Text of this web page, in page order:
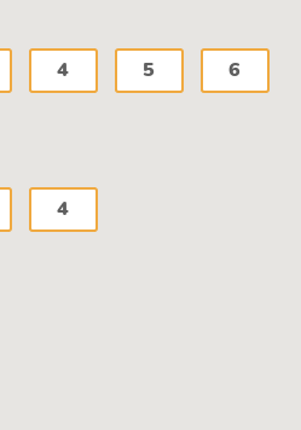
4 5 6
4